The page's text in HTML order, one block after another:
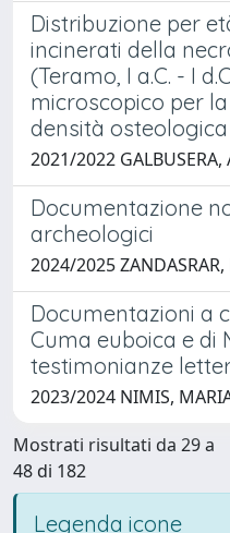
Distribuzione per
incinerati della
(Teramo, I a.C. - I
microscopico per
densità osteologica
2021/2022 GALBUSERA,
Documentazione
archeologici
2024/2025 ZANDASRAR,
Documentazioni a
Cuma euboica e di
testimonianze
2023/2024 NIMIS,
Mostrati risultati da 29 a
48 di 182
Legenda icone